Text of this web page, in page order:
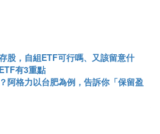
股，自組ETF可行嗎、又該留意什
有3重點
阿格力以台肥為例，告訴你「保留盈